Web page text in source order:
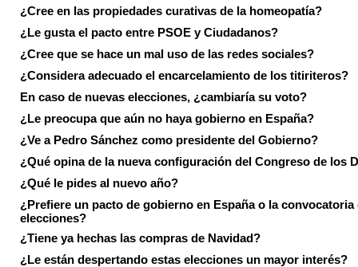
¿Cree en las propiedades curativas de la homeopatía?
¿Le gusta el pacto entre PSOE y Ciudadanos?
¿Cree que se hace un mal uso de las redes sociales?
¿Considera adecuado el encarcelamiento de los titiriteros?
En caso de nuevas elecciones, ¿cambiaría su voto?
¿Le preocupa que aún no haya gobierno en España?
¿Ve a Pedro Sánchez como presidente del Gobierno?
¿Qué opina de la nueva configuración del Congreso de los
¿Qué le pides al nuevo año?
¿Prefiere un pacto de gobierno en España o la convocatoria
elecciones?
¿Tiene ya hechas las compras de Navidad?
¿Le están despertando estas elecciones un mayor interés?